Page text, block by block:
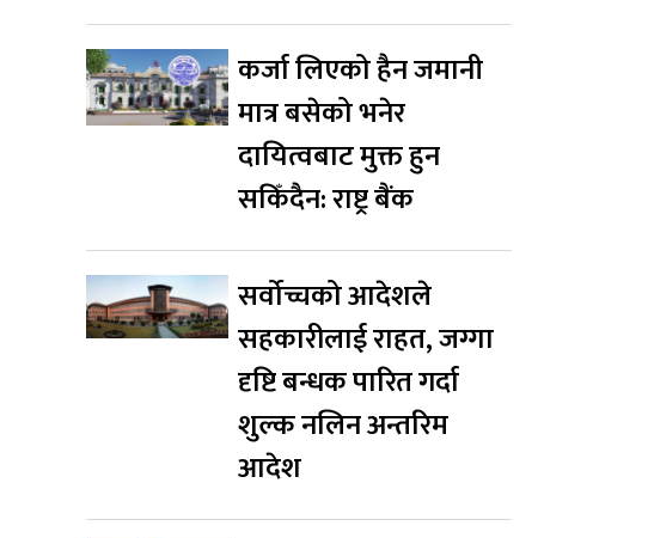
कर्जा लिएको हैन जमानी
मात्र बसेको भनेर
दायित्वबाट मुक्त हुन
सकिँदैन: राष्ट्र बैंक
सर्वोच्चको आदेशले
सहकारीलाई राहत, जग्गा
दृष्टि बन्धक पारित गर्दा
शुल्क नलिन अन्तरिम
आदेश